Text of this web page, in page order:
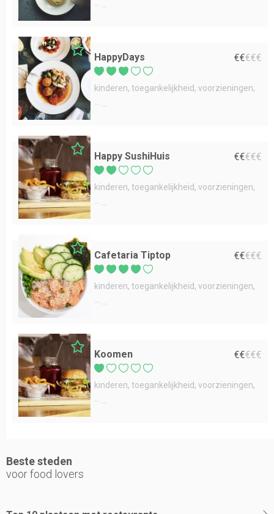
HappyDays €€€€€
kinderen toegankelijkheid voorzieningen
Happy SushiHuis €€€€€
kinderen toegankelijkheid voorzieningen
Cafetaria Tiptop €€€€€
kinderen toegankelijkheid voorzieningen
Koomen €€€€€
kinderen toegankelijkheid voorzieningen
Beste steden
voor food lovers